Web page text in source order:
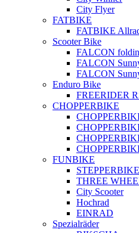
City Flyer
FATBIKE
FATBIKE
Scooter Bike
FALCON
FALCON
FALCON
Enduro Bike
FREERIDER
CHOPPERBIKE
FUNBIKE
STEPPERBIKE
THREE
City Scooter
Hochrad
EINRAD
Spezialräder